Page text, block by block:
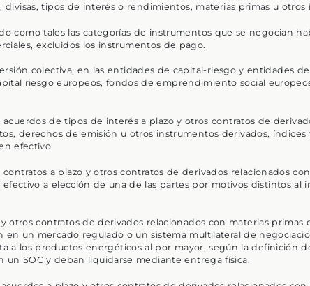
tipos de interés o rendimientos, materias primas u otros
como tales las categorías de instrumentos que se negocian
excluidos los instrumentos de pago.
colectiva, en las entidades de capital-riesgo y entidades
riesgo europeos, fondos de emprendimiento social
de tipos de interés a plazo y otros contratos de
derechos de emisión u otros instrumentos derivados, índices
efectivo.
a plazo y otros contratos de derivados relacionados
a elección de una de las partes por motivos distintos al
otros contratos de derivados relacionados con materias primas
un mercado regulado o un sistema multilateral de
a los productos energéticos al por mayor, según la definición
un SOC y deban liquidarse mediante entrega física.